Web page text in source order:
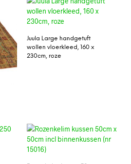
Juula Large handgetuft
wollen vloerkleed, 160 x
230cm, roze